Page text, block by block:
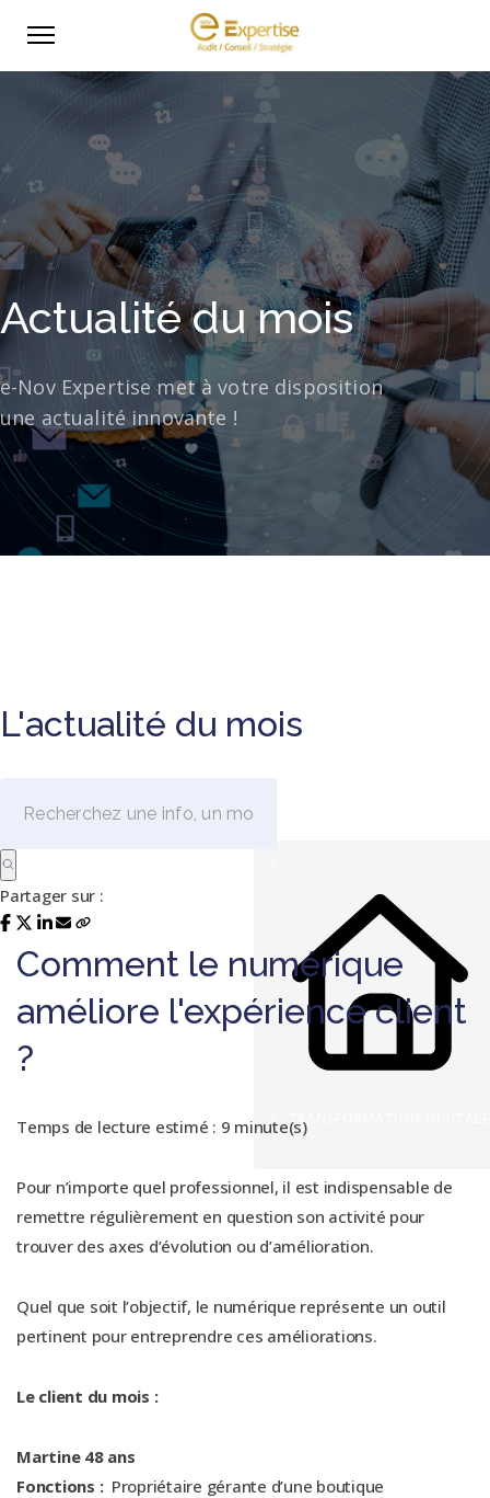
Actualité du mois
e-Nov Expertise met à votre disposition
une actualité innovante !
L'actualité du mois
TRANSFORMATION DIGITALE
Partager sur :
Comment le numérique
améliore l'expérience client
?
Temps de lecture estimé : 9 minute(s)
Pour n’importe quel professionnel, il est indispensable de
remettre régulièrement en question son activité pour
trouver des axes d’évolution ou d’amélioration.
Quel que soit l’objectif, le numérique représente un outil
pertinent pour entreprendre ces améliorations.
Le client du mois :
Martine 48 ans
Fonctions : Propriétaire gérante d’une boutique